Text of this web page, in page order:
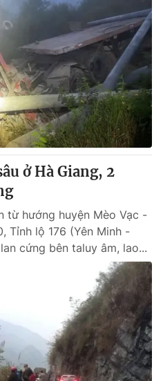
ở Hà Giang, 2
từ hướng huyện Mèo Vạc -
Tỉnh lộ 176 (Yên Minh -
cứng bên taluy âm, lao...